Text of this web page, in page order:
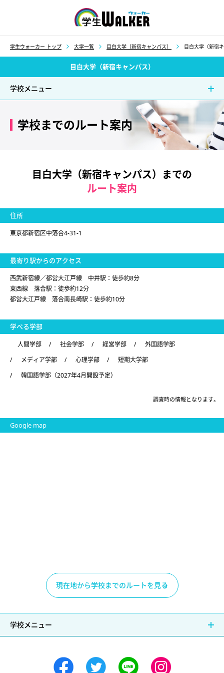
学生ウォーカー トップ 大学一覧 目白大学（新宿キャンパス） 目白大学（新宿
目白大学（新宿キャンパス）
学校メニュー
学校までのルート案内
目白大学（新宿キャンパス）までの
ルート案内
住所
東京都新宿区中落合4-31-1
最寄り駅からのアクセス
西武新宿線／都営大江戸線 中井駅：徒歩約8分
東西線 落合駅：徒歩約12分
都営大江戸線 落合南長崎駅：徒歩約10分
学べる学部
人間学部 / 社会学部 / 経営学部 /
外国語学部
/
メディア学部 / 心理学部 /
短期大学部
/
韓国語学部（2027年4月開設予定）
調査時の情報となります。
Google map
現在地から学校までのルートを見る
学校メニュー